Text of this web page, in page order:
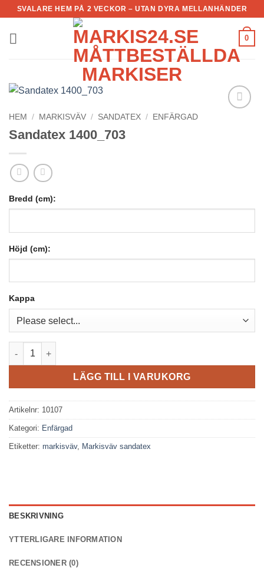
Skip
content
SVALARE HEM PÅ 2 VECKOR – UTAN DYRA MELLANHÄNDER
0
HEM / MARKISVÄV / SANDATEX / ENFÄRGAD
Sandatex 1400_703
Bredd (cm):
Höjd (cm):
Kappa
Sandatex 1400_703 mängd
LÄGG TILL I VARUKORG
Artikelnr: 10107
Kategori: Enfärgad
Etiketter: markisväv, Markisväv sandatex
BESKRIVNING
YTTERLIGARE INFORMATION
RECENSIONER (0)
Nödvändiga
Dessa kakor
går inte att
fungera.
För att vi ska